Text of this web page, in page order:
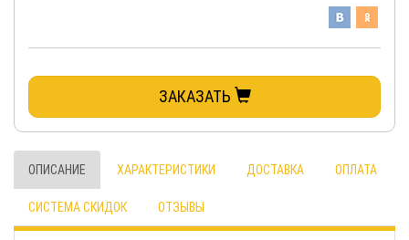
ЗАКАЗАТЬ
ОПИСАНИЕ ХАРАКТЕРИСТИКИ ДОСТАВКА ОПЛАТА
СИСТЕМА СКИДОК ОТЗЫВЫ